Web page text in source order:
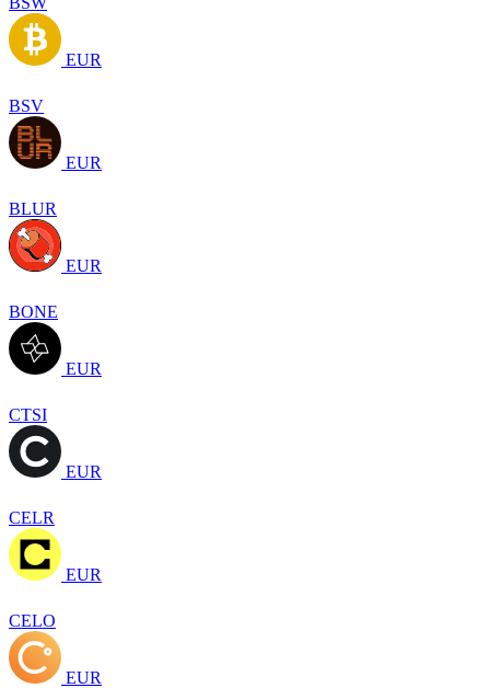
EUR
BSV
EUR
BLUR
EUR
BONE
EUR
CTSI
EUR
CELR
EUR
CELO
EUR